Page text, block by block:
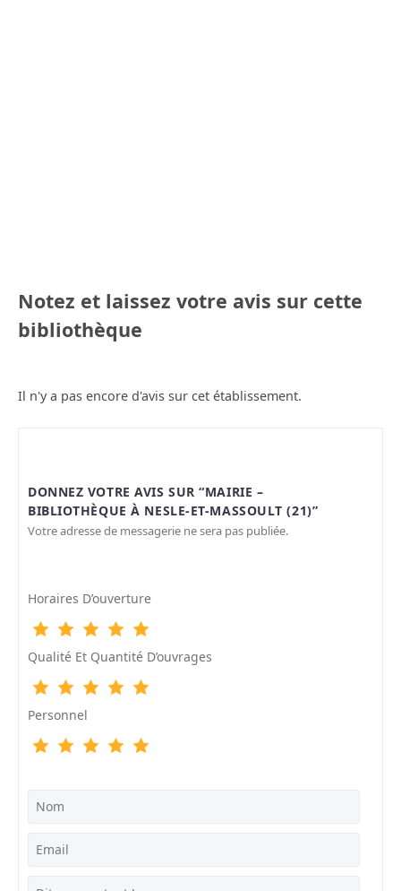
Notez et laissez votre avis sur cette
bibliothèque
Il n'y a pas encore d'avis sur cet établissement.
DONNEZ VOTRE AVIS SUR “MAIRIE –
BIBLIOTHÈQUE À NESLE-ET-MASSOULT (21)”
Votre adresse de messagerie ne sera pas publiée.
Horaires D’ouverture
Qualité Et Quantité D’ouvrages
Personnel